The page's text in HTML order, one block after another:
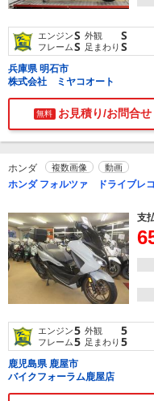
エンジンS 外観 S
フレームS 足まわり S
兵庫県 明石市
株式会社 ミヤコオート
無料 お見積り/お問合せ
ホンダ 複数画像 動画
ホンダ フォルツァ ドライブレ
支
エンジン5 外観 5
フレーム5 足まわり 5
鹿児島県 鹿屋市
バイクフォーラム鹿屋店